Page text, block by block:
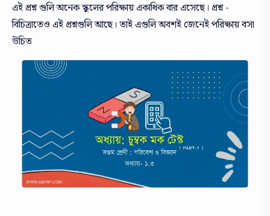
এই প্রশ্ন গুলি অনেক স্কুলের পরিক্ষায় একাধিক বার এসেছে। প্রশ্ন -
বিচিত্রাতেও এই প্রশ্নগুলি আছে। তাই এগুলি অবশই জেনেই পরিক্ষায় বসা
উচিত